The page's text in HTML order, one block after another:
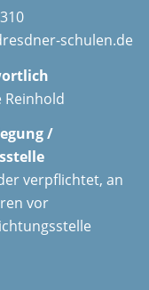
schulen.de
Reinhold
/
verpflichtet, an
vor